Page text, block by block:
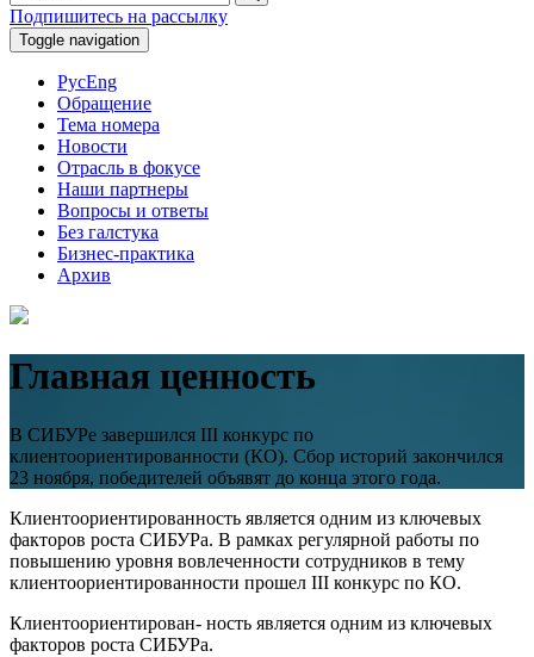
Подпишитесь на рассылку
Toggle navigation
РусEng
Обращение
Тема номера
Новости
Отрасль в фокусе
Наши партнеры
Вопросы и ответы
Без галстука
Бизнес-практика
Архив
Главная ценность
В СИБУРе завершился III конкурс по
клиентоориентированности (КО). Сбор историй закончился
23 ноября, победителей объявят до конца этого года.
Клиентоориентированность является одним из ключевых
факторов роста СИБУРа. В рамках регулярной работы по
повышению уровня вовлеченности сотрудников в тему
клиентоориентированности прошел III конкурс по КО.
Клиентоориентирован- ность является одним из ключевых
факторов роста СИБУРа.